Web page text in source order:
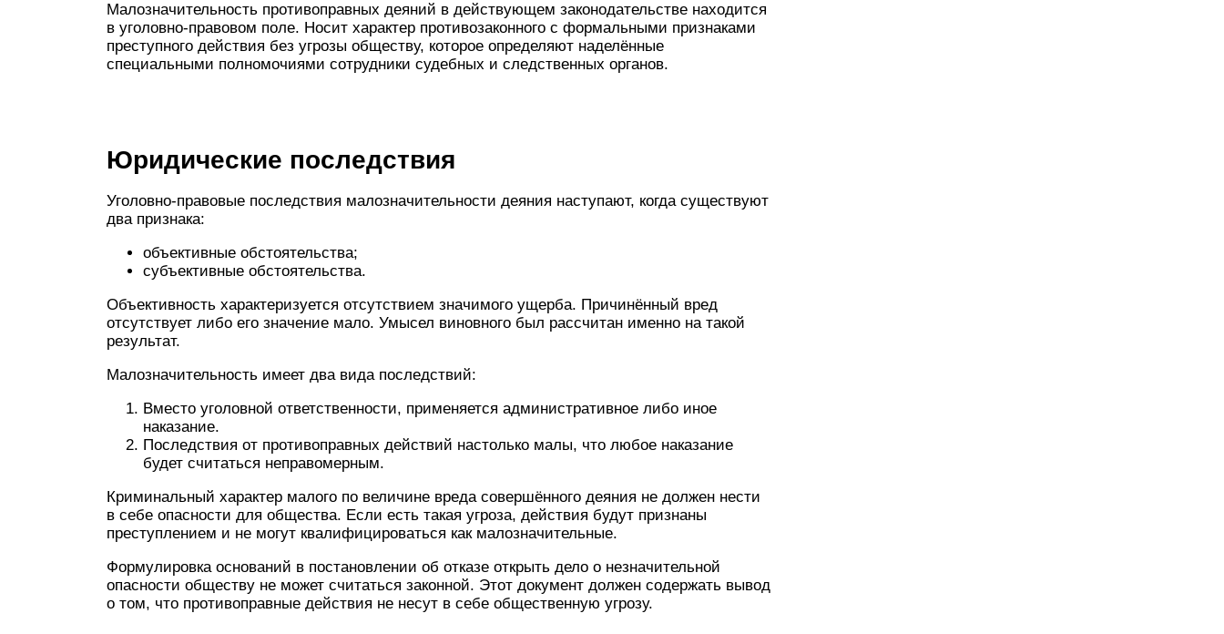
Малозначительность противоправных деяний в действующем законодательстве находится
в уголовно-правовом поле. Носит характер противозаконного с формальными признаками
преступного действия без угрозы обществу, которое определяют наделённые
специальными полномочиями сотрудники судебных и следственных органов.
Юридические последствия
Уголовно-правовые последствия малозначительности деяния наступают, когда существуют
два признака:
объективные обстоятельства;
субъективные обстоятельства.
Объективность характеризуется отсутствием значимого ущерба. Причинённый вред
отсутствует либо его значение мало. Умысел виновного был рассчитан именно на такой
результат.
Малозначительность имеет два вида последствий:
Вместо уголовной ответственности, применяется административное либо иное
наказание.
Последствия от противоправных действий настолько малы, что любое наказание
будет считаться неправомерным.
Криминальный характер малого по величине вреда совершённого деяния не должен нести
в себе опасности для общества. Если есть такая угроза, действия будут признаны
преступлением и не могут квалифицироваться как малозначительные.
Формулировка оснований в постановлении об отказе открыть дело о незначительной
опасности обществу не может считаться законной. Этот документ должен содержать вывод
о том, что противоправные действия не несут в себе общественную угрозу.